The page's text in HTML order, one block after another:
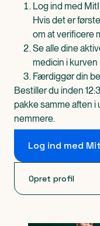
Log ind med
Hvis det er
om at verificere
Se alle dine
medicin i kurven
Færdiggør din
Bestiller du inden
pakke samme aften
nemmere.
Log ind med
Opret profil